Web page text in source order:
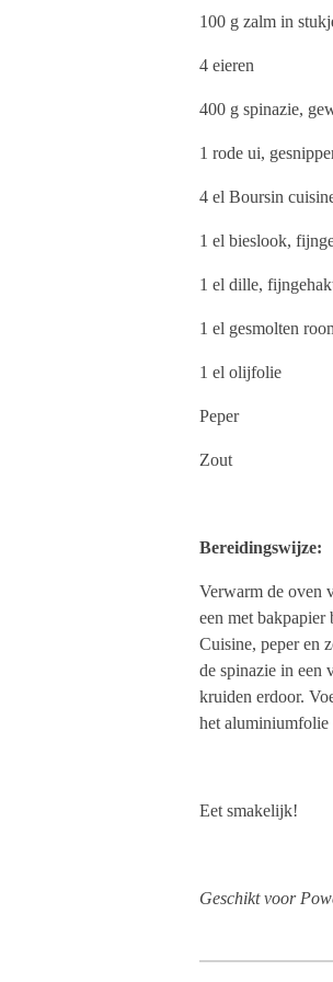
100 g zalm in
4 eieren
400 g spinazie,
1 rode ui,
4 el Boursin
1 el bieslook,
1 el dille,
1 el gesmolten
1 el olijfolie
Peper
Zout
Bereidingswijze:
Verwarm de oven
een met
Cuisine, peper en
de spinazie in een
kruiden erdoor.
het aluminiumfolie
Eet smakelijk!
Geschikt voor